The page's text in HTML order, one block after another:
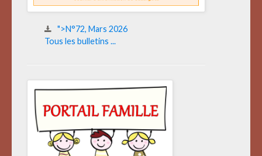
">N°72, Mars 2026
Tous les bulletins ...